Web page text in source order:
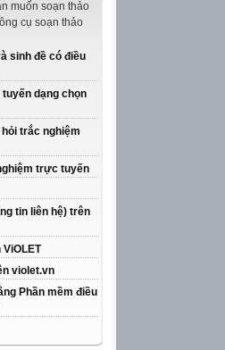
muốn soạn thảo
cụ soạn thảo
sinh đề có điều
dạng chọn
trắc nghiệm
trực tuyến
tin liên hệ) trên
violet.vn
Phần mềm điều